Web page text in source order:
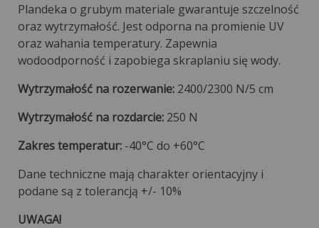
Plandeka o grubym materiale gwarantuje szczelność
oraz wytrzymałość. Jest odporna na promienie UV
oraz wahania temperatury. Zapewnia
wodoodporność i zapobiega skraplaniu się wody.
Wytrzymałość na rozerwanie: 2400/2300 N/5 cm
Wytrzymałość na rozdarcie: 250 N
Zakres temperatur: -40°C do +60°C
Dane techniczne mają charakter orientacyjny i
podane są z tolerancją +/- 10%
UWAGA!